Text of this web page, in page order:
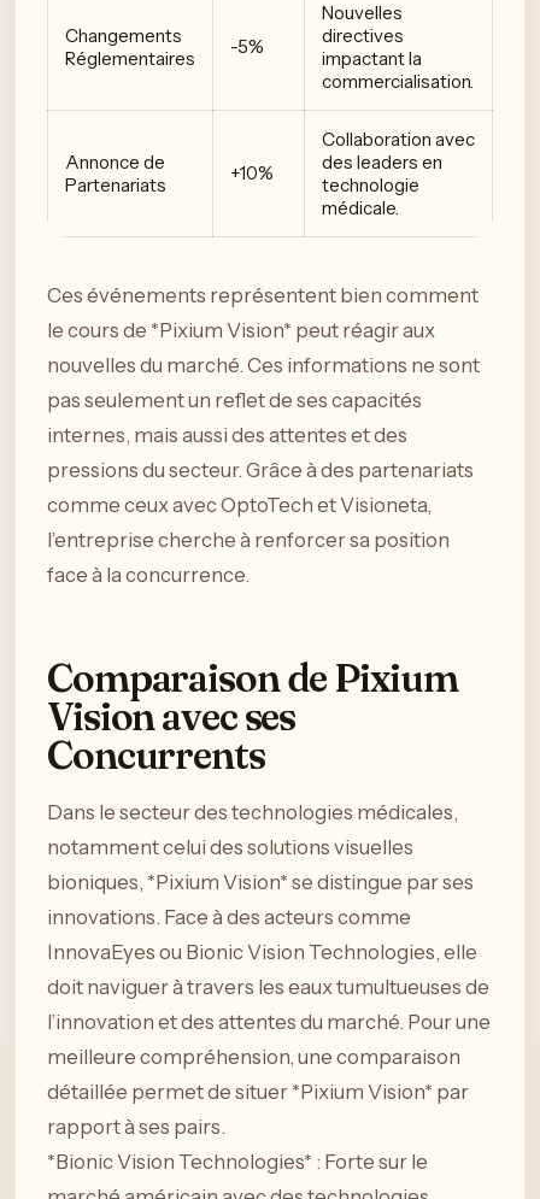
Changements
Réglementaires
-5%
Nouvelles
directives
impactant la
commercialisation.
Annonce de
Partenariats
+10%
Collaboration avec
des leaders en
technologie
médicale.
Ces événements représentent bien comment
le cours de *Pixium Vision* peut réagir aux
nouvelles du marché. Ces informations ne sont
pas seulement un reflet de ses capacités
internes, mais aussi des attentes et des
pressions du secteur. Grâce à des partenariats
comme ceux avec OptoTech et Visioneta,
l’entreprise cherche à renforcer sa position
face à la concurrence.
Comparaison de Pixium
Vision avec ses
Concurrents
Dans le secteur des technologies médicales,
notamment celui des solutions visuelles
bioniques, *Pixium Vision* se distingue par ses
innovations. Face à des acteurs comme
InnovaEyes ou Bionic Vision Technologies, elle
doit naviguer à travers les eaux tumultueuses de
l’innovation et des attentes du marché. Pour une
meilleure compréhension, une comparaison
détaillée permet de situer *Pixium Vision* par
rapport à ses pairs.
*Bionic Vision Technologies* : Forte sur le